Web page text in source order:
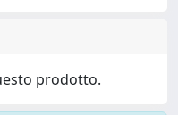
prodotto.